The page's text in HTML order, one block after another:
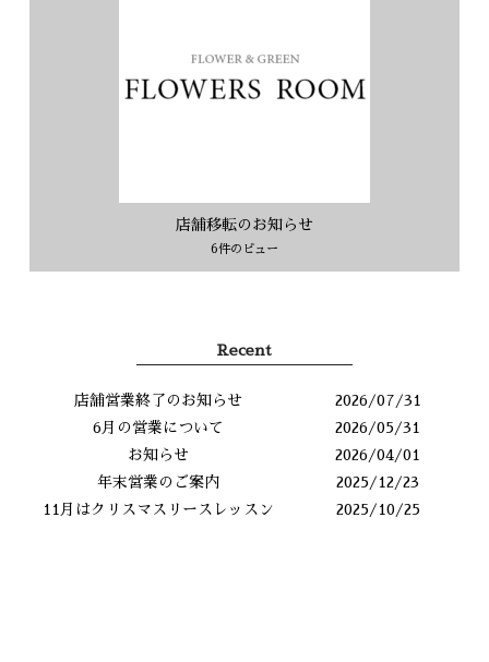
店舗移転のお知らせ
6件のビュー
Recent
店舗営業終了のお知らせ
2026/07/31
6月の営業について
2026/05/31
お知らせ
2026/04/01
年末営業のご案内
2025/12/23
11月はクリスマスリースレッスン
2025/10/25